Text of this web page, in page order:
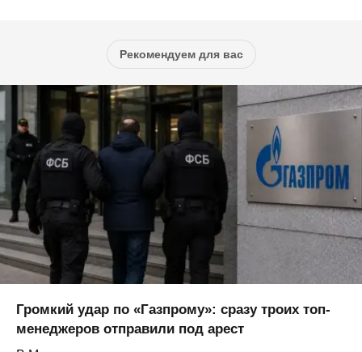
Рекомендуем для вас
Громкий удар по «Газпрому»: сразу троих топ-
менеджеров отправили под арест